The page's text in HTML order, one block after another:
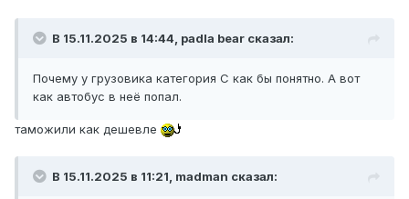
В 15.11.2025 в 14:44, padla bear сказал:
Почему у грузовика категория С как бы понятно. А вот
как автобус в неё попал.
таможили как дешевле
В 15.11.2025 в 11:21, madman сказал: